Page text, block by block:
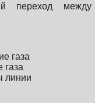
переход между
газа
газа
линии